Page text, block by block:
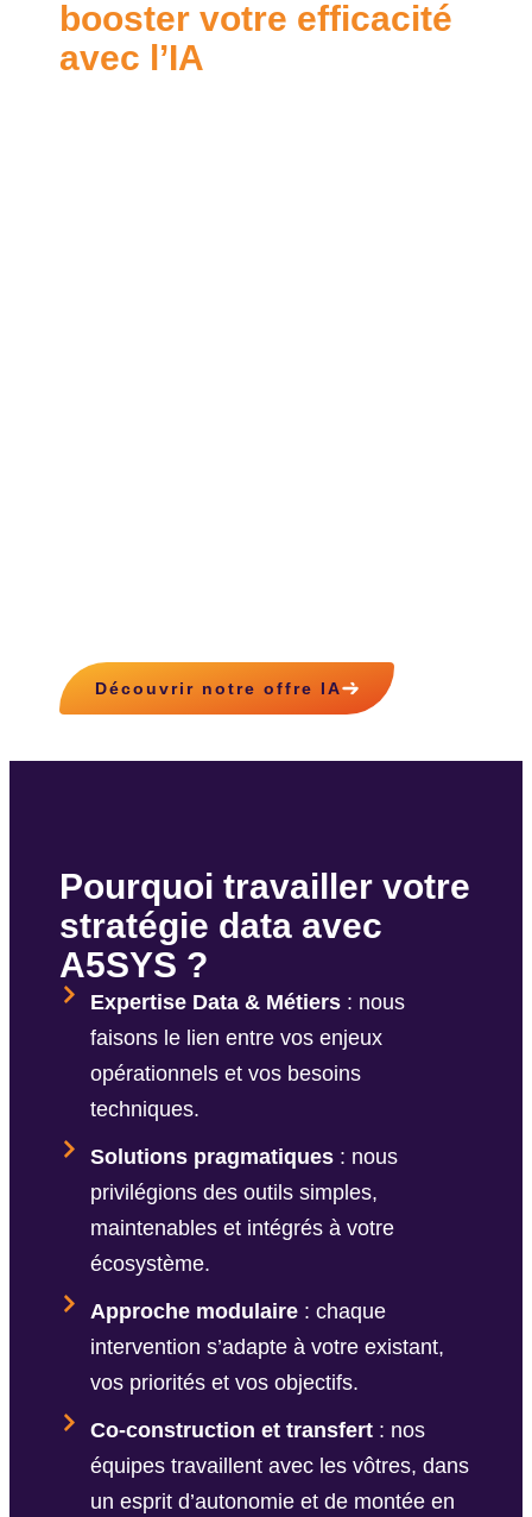
booster votre efficacité
avec l’IA
Découvrir notre offre IA
Pourquoi travailler votre
stratégie data avec
A5SYS ?
Expertise Data & Métiers: nous
faisons le lien entre vos enjeux
opérationnels et vos besoins
techniques.
Solutions pragmatiques: nous
privilégions des outils simples,
maintenables et intégrés à votre
écosystème.
Approche modulaire: chaque
intervention s’adapte à votre existant,
vos priorités et vos objectifs.
Co-construction et transfert: nos
équipes travaillent avec les vôtres, dans
un esprit d’autonomie et de montée en